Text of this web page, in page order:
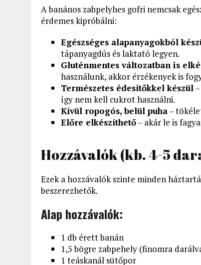
A banános zabpelyhes gofri nemcsak
érdemes kipróbálni:
Egészséges alapanyagokból
tápanyagdús és laktató legyen.
Gluténmentes változatban is
használunk, akkor érzékenyek is
Természetes édesítőkkel készül
így nem kell cukrot használni.
Kívül ropogós, belül puha–
Előre elkészíthető– akár le is
Hozzávalók (kb. 4-5
Ezek a hozzávalók szinte minden
beszerezhetők.
Alap hozzávalók:
1 db érett banán
1,5 bögre zabpehely (finomra
1 teáskanál sütőpor